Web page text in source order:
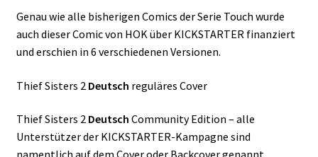
Genau wie alle bisherigen Comics der Serie Touch wurde
auch dieser Comic von HOK über KICKSTARTER finanziert
und erschien in 6 verschiedenen Versionen.
Thief Sisters 2 Deutsch reguläres Cover
Thief Sisters 2 Deutsch Community Edition – alle
Unterstützer der KICKSTARTER-Kampagne sind